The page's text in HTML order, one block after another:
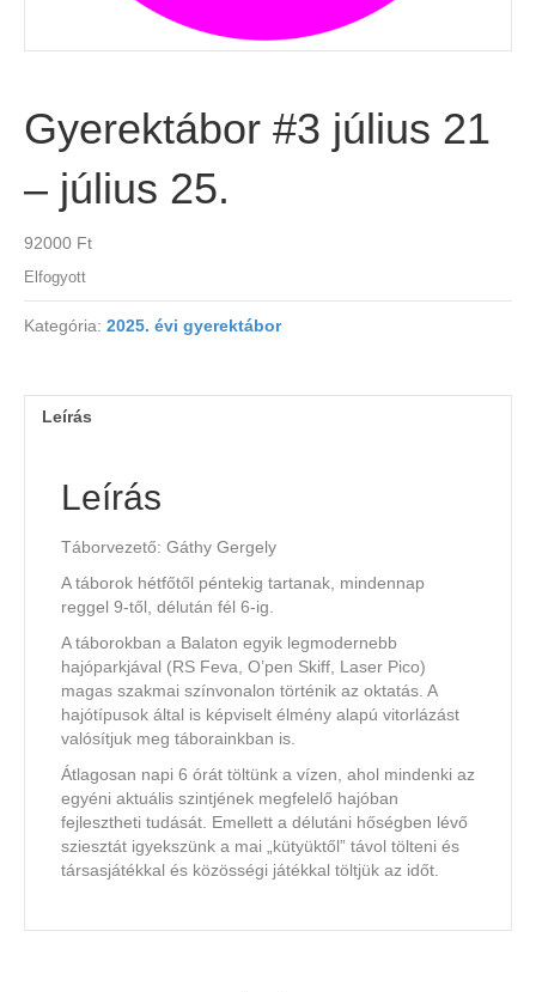
Gyerektábor #3 július 21
– július 25.
92000 Ft
Elfogyott
Kategória: 2025. évi gyerektábor
Leírás
Leírás
Táborvezető: Gáthy Gergely
A táborok hétfőtől péntekig tartanak, mindennap
reggel 9-től, délután fél 6-ig.
A táborokban a Balaton egyik legmodernebb
hajóparkjával (RS Feva, O’pen Skiff, Laser Pico)
magas szakmai színvonalon történik az oktatás. A
hajótípusok által is képviselt élmény alapú vitorlázást
valósítjuk meg táborainkban is.
Átlagosan napi 6 órát töltünk a vízen, ahol mindenki az
egyéni aktuális szintjének megfelelő hajóban
fejlesztheti tudását. Emellett a délutáni hőségben lévő
sziesztát igyekszünk a mai „kütyüktől” távol tölteni és
társasjátékkal és közösségi játékkal töltjük az időt.